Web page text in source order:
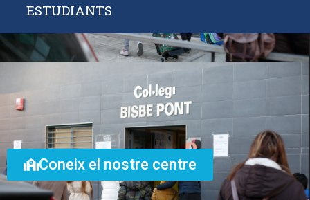
ESTUDIANTS
Coneix el nostre centre